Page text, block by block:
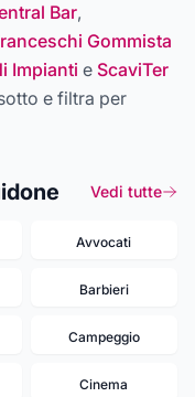
Bar,
Gommista
Impianti e ScaviTer
e filtra per
Vedi tutte
Avvocati
Barbieri
Campeggio
Cinema